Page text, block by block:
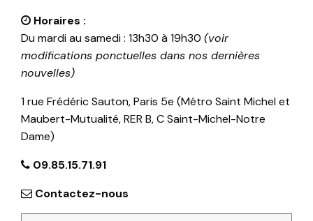
Horaires :
Du mardi au samedi : 13h30 à 19h30 (voir
modifications ponctuelles dans nos dernières
nouvelles)
1 rue Frédéric Sauton, Paris 5e (Métro Saint Michel et
Maubert-Mutualité, RER B, C Saint-Michel-Notre
Dame)
09.85.15.71.91
Contactez-nous